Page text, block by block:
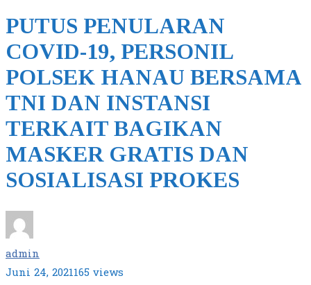
PUTUS PENULARAN
COVID-19, PERSONIL
POLSEK HANAU BERSAMA
TNI DAN INSTANSI
TERKAIT BAGIKAN
MASKER GRATIS DAN
SOSIALISASI PROKES
admin
Juni 24, 2021165 views